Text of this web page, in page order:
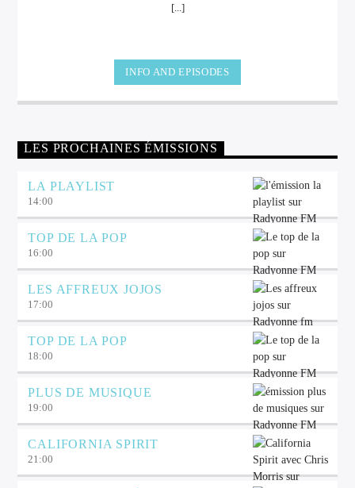
[...]
INFO AND EPISODES
LES PROCHAINES ÉMISSIONS
LA PLAYLIST
14:00
TOP DE LA POP
16:00
LES AFFREUX JOJOS
17:00
TOP DE LA POP
18:00
PLUS DE MUSIQUE
19:00
CALIFORNIA SPIRIT
21:00